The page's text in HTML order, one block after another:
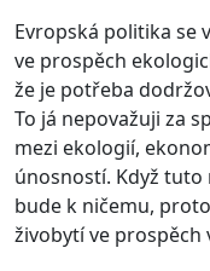
Evropská politika se
ve prospěch
že je potřeba
To já nepovažuji za
mezi ekologií,
únosností. Když
bude k ničemu,
živobytí ve prospěch